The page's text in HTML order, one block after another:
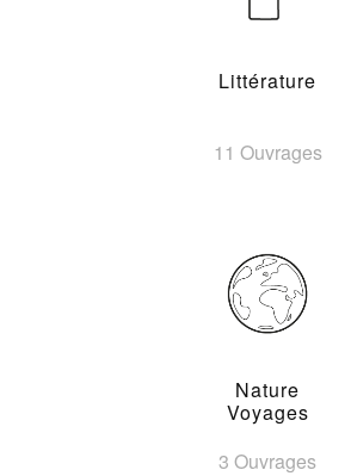
Littérature
11 Ouvrages
Nature
Voyages
3 Ouvrages